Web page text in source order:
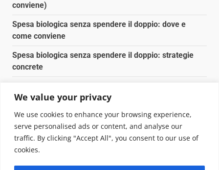
We value your privacy
We use cookies to enhance your browsing experience,
serve personalised ads or content, and analyse our
traffic. By clicking "Accept All", you consent to our use of
cookies.
conviene)
Spesa biologica senza spendere il doppio: dove e
come conviene
Spesa biologica senza spendere il doppio: strategie
concrete
Pulizia naturale della casa: 3 ingredienti che
sostituiscono 10 prodotti chimici
Copyright © 2025 Biopianeta.it proprietà di Jws Media